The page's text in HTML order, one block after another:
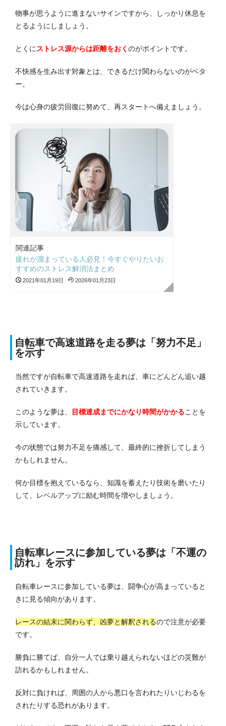
物事が思うように進まないサインですから、しっかり休息を
とるようにしましょう。
とくに ストレス源からは距離をおく のがポイントです。
不快感を生み出す対象とは、できるだけ関わらないのがベタ
ー。
今は心身の疲労回復に努めて、再スタートへ備えましょう。
関連記事
疲れが溜まっている人必見！今すぐやりたいお
すすめのストレス解消法まとめ
2021年01月19日 2026年01月23日
自転車で高速道路を走る夢は「努力不足」
を示す
当然ですが自転車で高速道路を走れば、車にどんどん追い越
されていきます。
このような夢は、 目標達成までにかなり時間がかかることを
示しています。
今の状態では努力不足を痛感して、最終的に挫折してしまう
かもしれません。
何か目標を抱えているなら、知識を蓄えたり技術を磨いたり
して、レベルアップに励む時間を増やしましょう。
自転車レースに参加している夢は「不運の
訪れ」を示す
自転車レースに参加している夢は、闘争心が高まっていると
きに見る傾向があります。
レースの結末に関わらず、凶夢と解釈されるので注意が必要
です。
勝負に勝てば、自分一人では乗り越えられないほどの災難が
訪れるかもしれません。
反対に負ければ、周囲の人から悪口を言われたりいじわるを
されたりする恐れがあります。